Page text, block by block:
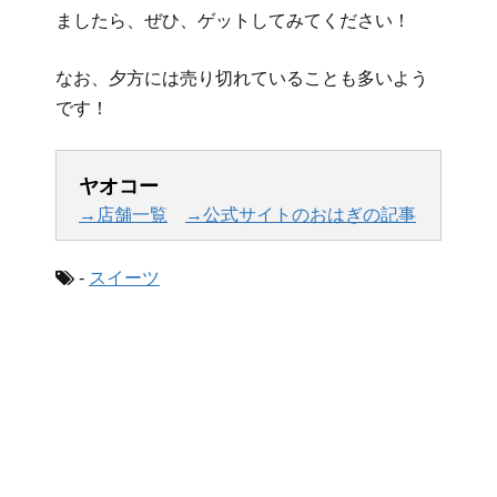
ましたら、ぜひ、ゲットしてみてください！
なお、夕方には売り切れていることも多いよう
です！
ヤオコー
→店舗一覧 →公式サイトのおはぎの記事
- スイーツ